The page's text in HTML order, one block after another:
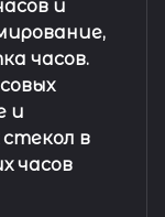
и
часов.
и
в
часов